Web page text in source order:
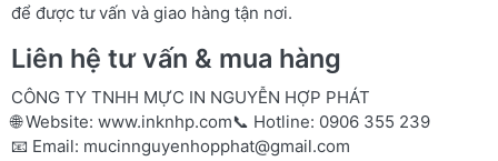
để được tư vấn và giao hàng tận nơi.
Liên hệ tư vấn & mua hàng
CÔNG TY TNHH MỰC IN NGUYỄN HỢP PHÁT
🌐 Website: www.inknhp.com📞 Hotline: 0906 355 239
📧 Email: mucinnguyenhopphat@gmail.com